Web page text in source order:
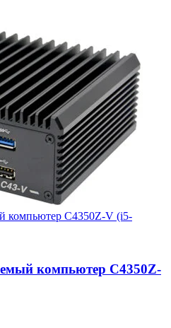
компьютер C4350Z-